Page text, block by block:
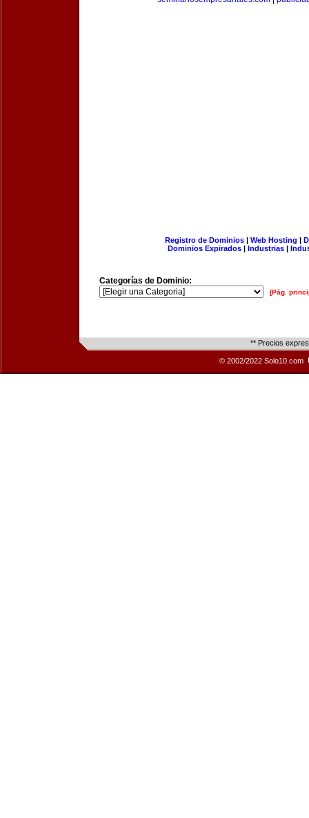
Registro de Dominios| Web Hosting |
Dominios Expirados | Industrias |
Categorías de Dominio:
[Pág.
** Precios
© 2002/2022 Solo10.com